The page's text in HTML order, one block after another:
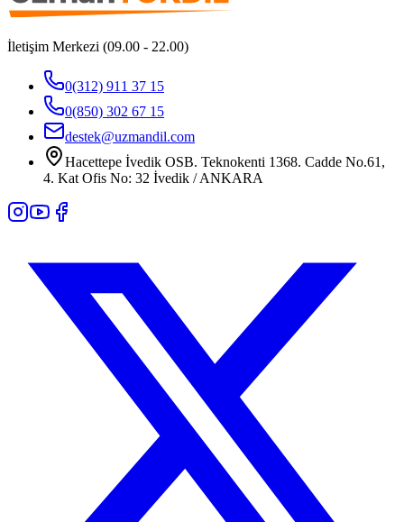
İletişim Merkezi (09.00 - 22.00)
0(312) 911 37 15
0(850) 302 67 15
destek@uzmandil.com
Hacettepe İvedik OSB. Teknokenti 1368. Cadde No.61,
4. Kat Ofis No: 32 İvedik / ANKARA